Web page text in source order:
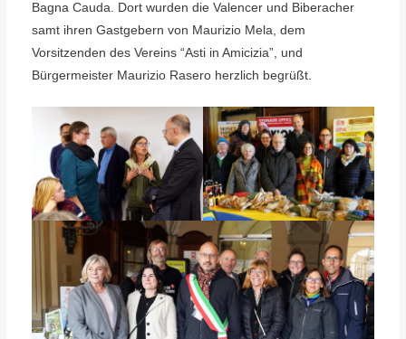
Bagna Cauda. Dort wurden die Valencer und Biberacher
samt ihren Gastgebern von Maurizio Mela, dem
Vorsitzenden des Vereins “Asti in Amicizia”, und
Bürgermeister Maurizio Rasero herzlich begrüßt.